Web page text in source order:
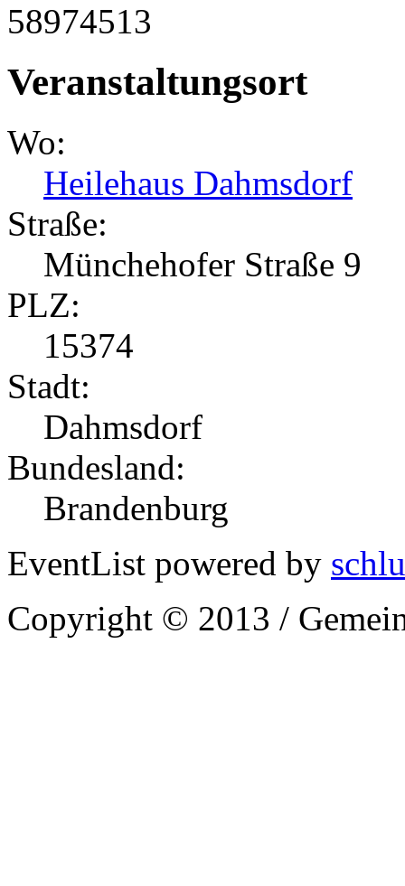
58974513
Veranstaltungsort
Wo:
Heilehaus Dahmsdorf
Straße:
Münchehofer Straße 9
PLZ:
15374
Stadt:
Dahmsdorf
Bundesland:
Brandenburg
EventList powered by
Copyright © 2013 /